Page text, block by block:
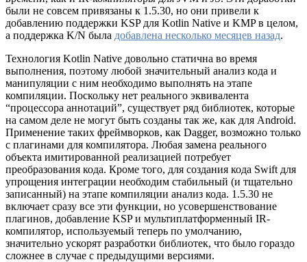
были не совсем привязаны к 1.5.30, но они привели к
добавлению поддержки KSP для Kotlin Native и KMP в целом,
а поддержка K/N была добавлена несколько месяцев назад.
Технология Kotlin Native довольно статична во время
выполнения, поэтому любой значительный анализ кода и
манипуляции с ним необходимо выполнять на этапе
компиляции. Поскольку нет реального эквивалента
“процессора аннотаций”, существует ряд библиотек, которые
на самом деле не могут быть созданы так же, как для Android.
Применение таких фреймворков, как Dagger, возможно только
с плагинами для компилятора. Любая замена реального
объекта имитированной реализацией потребует
преобразования кода. Кроме того, для создания кода Swift для
упрощения интеграции необходим стабильный (и тщательно
записанный) на этапе компиляции анализ кода. 1.5.30 не
включает сразу все эти функции, но усовершенствование
плагинов, добавление KSP и мультиплатформенный IR-
компилятор, используемый теперь по умолчанию,
значительно ускорят разработки библиотек, что было гораздо
сложнее в случае с предыдущими версиями.